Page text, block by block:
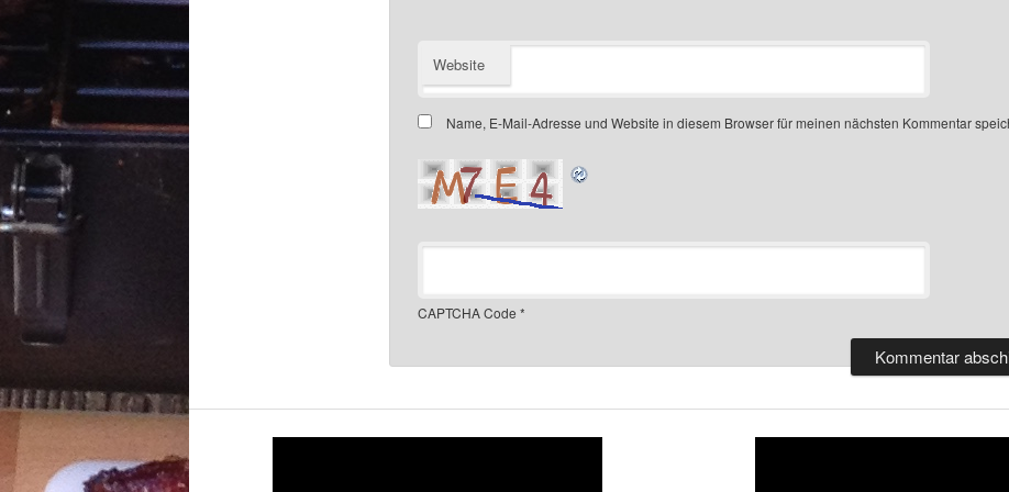
Website
Name, E-Mail-Adresse und Website in diesem Browser für meinen nächsten Kommentar
CAPTCHA Code *